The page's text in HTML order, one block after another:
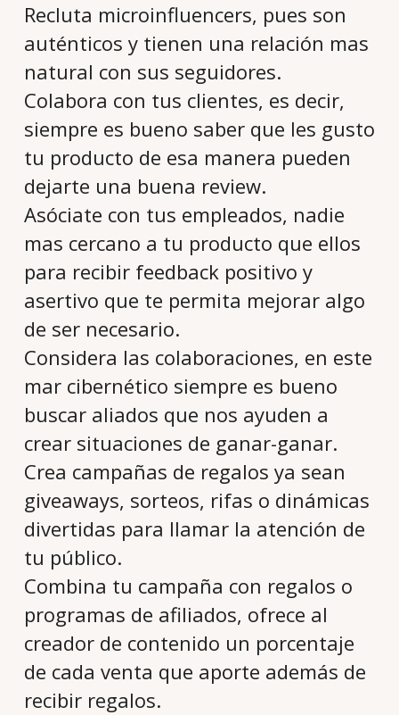
Recluta microinfluencers, pues son
auténticos y tienen una relación mas
natural con sus seguidores.
Colabora con tus clientes, es decir,
siempre es bueno saber que les gusto
tu producto de esa manera pueden
dejarte una buena review.
Asóciate con tus empleados, nadie
mas cercano a tu producto que ellos
para recibir feedback positivo y
asertivo que te permita mejorar algo
de ser necesario.
Considera las colaboraciones, en este
mar cibernético siempre es bueno
buscar aliados que nos ayuden a
crear situaciones de ganar-ganar.
Crea campañas de regalos ya sean
giveaways, sorteos, rifas o dinámicas
divertidas para llamar la atención de
tu público.
Combina tu campaña con regalos o
programas de afiliados, ofrece al
creador de contenido un porcentaje
de cada venta que aporte además de
recibir regalos.